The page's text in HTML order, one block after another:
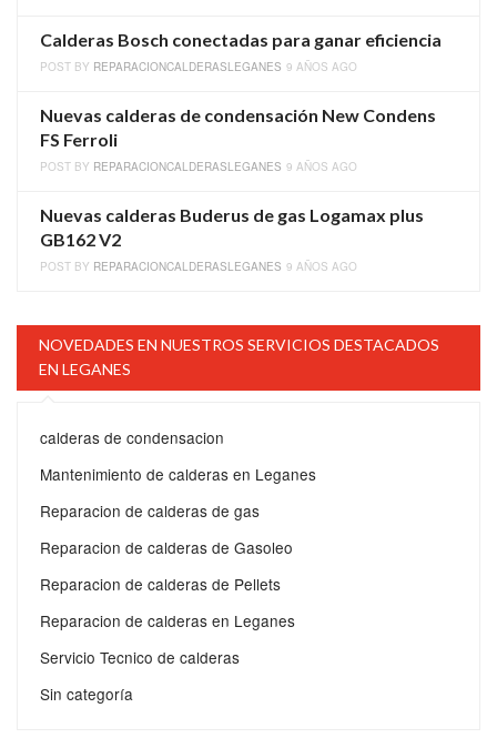
Calderas Bosch conectadas para ganar eficiencia
POST BY REPARACIONCALDERASLEGANES 9 AÑOS AGO
Nuevas calderas de condensación New Condens
FS Ferroli
POST BY REPARACIONCALDERASLEGANES 9 AÑOS AGO
Nuevas calderas Buderus de gas Logamax plus
GB162 V2
POST BY REPARACIONCALDERASLEGANES 9 AÑOS AGO
NOVEDADES EN NUESTROS SERVICIOS DESTACADOS
EN LEGANES
calderas de condensacion
Mantenimiento de calderas en Leganes
Reparacion de calderas de gas
Reparacion de calderas de Gasoleo
Reparacion de calderas de Pellets
Reparacion de calderas en Leganes
Servicio Tecnico de calderas
Sin categoría